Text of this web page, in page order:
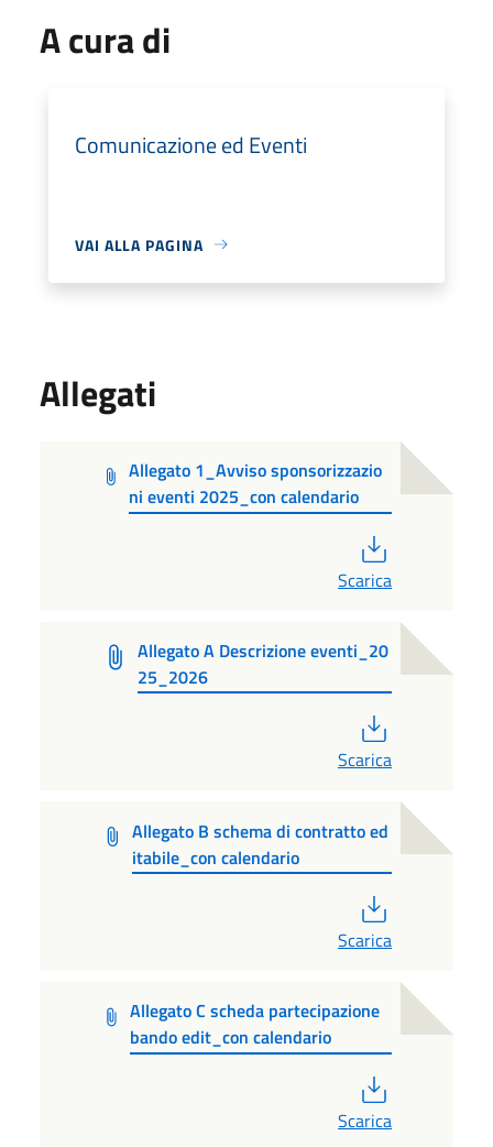
A cura di
Comunicazione ed Eventi
VAI ALLA PAGINA
Allegati
Allegato 1_Avviso sponsorizzazio
ni eventi 2025_con calendario
Scarica
Allegato A Descrizione eventi_20
25_2026
Scarica
Allegato B schema di contratto ed
itabile_con calendario
Scarica
Allegato C scheda partecipazione
bando edit_con calendario
Scarica